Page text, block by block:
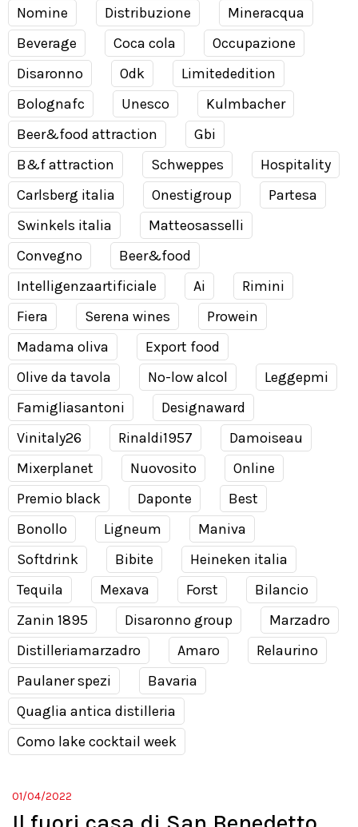
Nomine
Distribuzione
Mineracqua
Beverage
Coca cola
Occupazione
Disaronno
Odk
Limitededition
Bolognafc
Unesco
Kulmbacher
Beer&food attraction
Gbi
B&f attraction
Schweppes
Hospitality
Carlsberg italia
Onestigroup
Partesa
Swinkels italia
Matteosasselli
Convegno
Beer&food
Intelligenzaartificiale
Ai
Rimini
Fiera
Serena wines
Prowein
Madama oliva
Export food
Olive da tavola
No-low alcol
Leggepmi
Famigliasantoni
Designaward
Vinitaly26
Rinaldi1957
Damoiseau
Mixerplanet
Nuovosito
Online
Premio black
Daponte
Best
Bonollo
Ligneum
Maniva
Softdrink
Bibite
Heineken italia
Tequila
Mexava Forst
Bilancio
Zanin 1895
Disaronno group
Marzadro
Distilleriamarzadro
Amaro
Relaurino
Paulaner spezi
Bavaria
Quaglia antica distilleria
Como lake cocktail week
01/04/2022